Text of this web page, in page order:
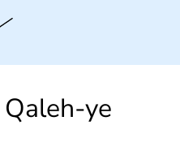
Qaleh-ye